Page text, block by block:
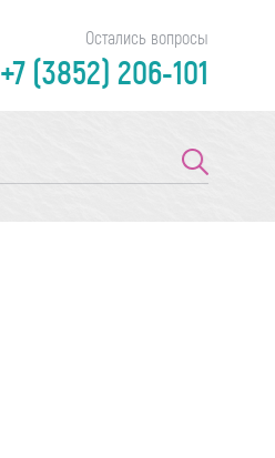
Остались вопросы
+7 (3852) 206-101